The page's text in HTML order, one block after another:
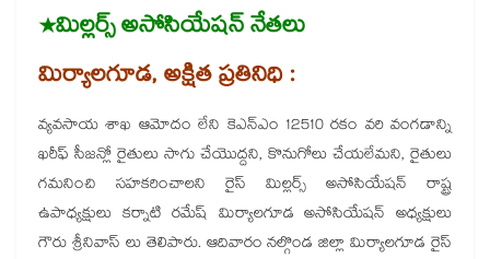
*మిల్లర్స్ అసోసియేషన్ నేతలు
మిర్యాలగూడ, అక్షిత ప్రతినిధి :
వ్యవసాయ శాఖ ఆమోదం లేని కెఎన్ఎం 12510 రకం వరి వంగడాన్ని
ఖరీఫ్ సీజన్లో రైతులు సాగు చేయొద్దని, కొనుగోలు చేయలేమని, రైతులు
గమనించి సహకరించాలని రైస్ మిల్లర్స్ అసోసియేషన్ రాష్ట్ర
ఉపాధ్యక్షులు కర్నాటి రమేష్ మిర్యాలగూడ అసోసియేషన్ అధ్యక్షులు
గౌరు శ్రీనివాస్ లు తెలిపారు. ఆదివారం నల్గొండ జిల్లా మిర్యాలగూడ రైస్